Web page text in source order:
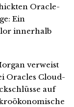
Oracle-
Ein
innerhalb
verweist
Oracles Cloud-
auf